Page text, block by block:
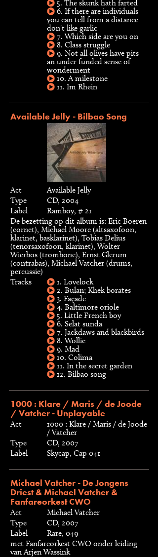
5. The skunk hath farted
6. If there are individuals
you can tell from a distance
don't like garlic
7. Which side are you on
8. Class struggle
9. Not all olives have pits
an under funded sense of
wonderment
10. A milestone
11. Im Rhein
Available Jelly - Bilbao Song
Act
Available Jelly
Type
CD, 2004
Label
Ramboy, # 21
De bezetting op dit album is: Eric Boeren
(cornet), Michael Moore (altsaxofoon,
klarinet, basklarinet), Tobias Delius
(tenorsaxofoon, klarinet), Wolter
Wierbos (trombone), Ernst Glerum
(contrabas), Michael Vatcher (drums,
percussie)
Tracks
1. Lovelock
2. Bulan; Khek borates
3. Façade
4. Baltimore oriole
5. Little French boy
6. Selat sunda
7. Jackdaws and blackbirds
8. Wollic
9. Mad
10. Colima
11. In the secret garden
12. Bilbao song
1000 : Klare / Maris / de Joode
/ Vatcher - Unplayable
Act
1000 : Klare / Maris / de Joode
/ Vatcher
Type
CD, 2007
Label
Skycap, Cap 041
Michael Vatcher - De Jongens
Driest & Michael Vatcher &
Fanfareorkest CWO
Act
Michael Vatcher
Type
CD, 2007
Label
Rare, 049
met Fanfareorkest CWO onder leiding
van Arjen Wassink